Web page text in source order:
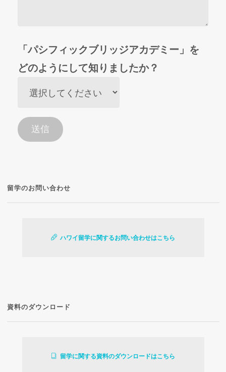
「パシフィックブリッジアカデミー」を
どのようにして知りましたか？
留学のお問い合わせ
ハワイ留学に関するお問い合わせはこちら
資料のダウンロード
留学に関する資料のダウンロードはこちら